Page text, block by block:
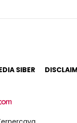
SIBER